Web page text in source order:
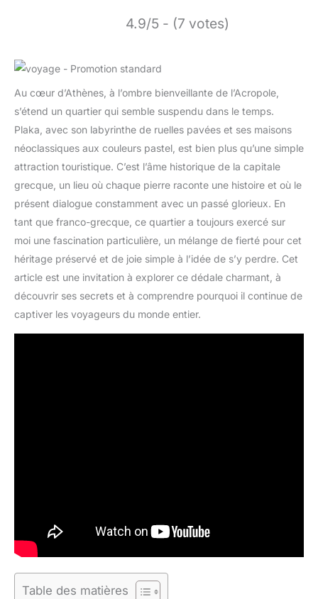
4.9/5 - (7 votes)
Au cœur d’Athènes, à l’ombre bienveillante de l’Acropole,
s’étend un quartier qui semble suspendu dans le temps.
Plaka, avec son labyrinthe de ruelles pavées et ses maisons
néoclassiques aux couleurs pastel, est bien plus qu’une simple
attraction touristique. C’est l’âme historique de la capitale
grecque, un lieu où chaque pierre raconte une histoire et où le
présent dialogue constamment avec un passé glorieux. En
tant que franco-grecque, ce quartier a toujours exercé sur
moi une fascination particulière, un mélange de fierté pour cet
héritage préservé et de joie simple à l’idée de s’y perdre. Cet
article est une invitation à explorer ce dédale charmant, à
découvrir ses secrets et à comprendre pourquoi il continue de
captiver les voyageurs du monde entier.
Table des matières